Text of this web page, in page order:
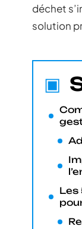
déchet
solution
Les